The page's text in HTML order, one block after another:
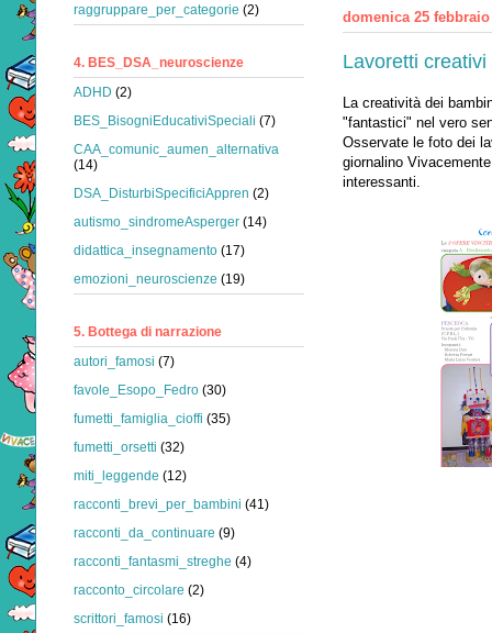
domenica 25 febbraio
Lavoretti
La creatività dei
"fantastici" nel vero
Osservate le foto dei
giornalino
interessanti.
raggruppare_per_categorie (2)
4. BES_DSA_neuroscienze
ADHD (2)
BES_BisogniEducativiSpeciali (7)
CAA_comunic_aumen_alternativa
(14)
DSA_DisturbiSpecificiAppren (2)
autismo_sindromeAsperger (14)
didattica_insegnamento (17)
emozioni_neuroscienze (19)
5. Bottega di narrazione
autori_famosi (7)
favole_Esopo_Fedro (30)
fumetti_famiglia_cioffi (35)
fumetti_orsetti (32)
miti_leggende (12)
racconti_brevi_per_bambini (41)
racconti_da_continuare (9)
racconti_fantasmi_streghe (4)
racconto_circolare (2)
scrittori_famosi (16)